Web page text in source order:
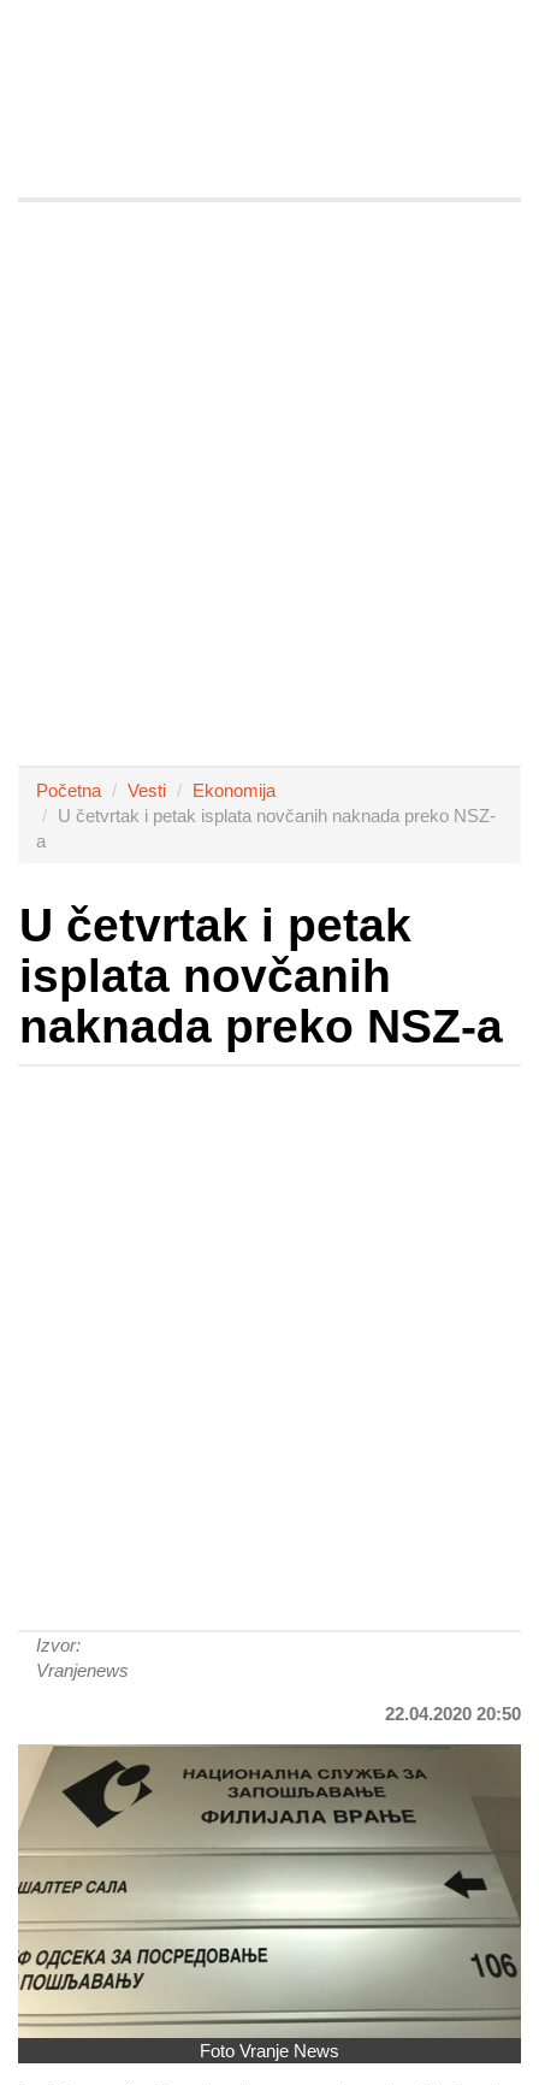
Početna Vesti
Ekonomija
U četvrtak i petak isplata novčanih naknada preko NSZ-
a
U četvrtak i petak
isplata novčanih
naknada preko NSZ-a
Izvor:
Vranjenews
22.04.2020 20:50
Foto Vranje News